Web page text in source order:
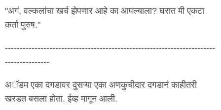
"अगं, वल्कलांचा खर्च झेपणार आहे का आपल्याला? घरात मी एकटा
कर्ता पुरुष."
-----------------------------------------------------------------------
---------------
अॅडम एका दगडावर दुसऱ्या एका अणकुचीदार दगडानं काहीतरी
खरडत बसला होता. ईव्ह मागून आली.